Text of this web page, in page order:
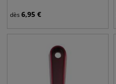
dès 6,95 €